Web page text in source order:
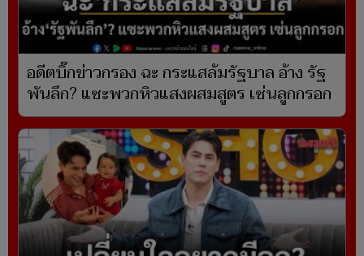
อดีตบิ๊กข่าวกรอง ฉะ กระแสล้มรัฐบาล อ้าง รัฐ
พันลึก? แซะพวกหิวแสงผสมสูตร เซ่นลูกกรอก